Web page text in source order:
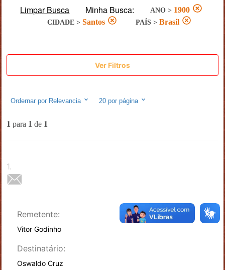
Limpar Busca Minha Busca: ANO > 1900
CIDADE> Santos PAÍS> Brasil
Ver Filtros
Ordernar por Relevancia 20por página
1 para 1 de 1
1.
Remetente:
Vitor Godinho
Destinatário:
Oswaldo Cruz